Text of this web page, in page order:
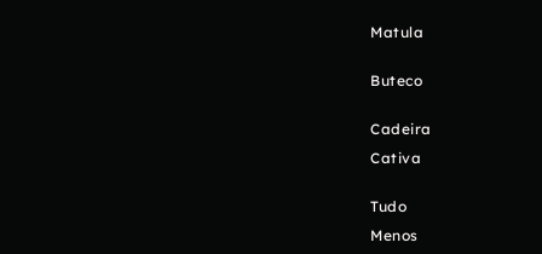
Matula
Buteco
Cadeira
Cativa
Tudo
Menos